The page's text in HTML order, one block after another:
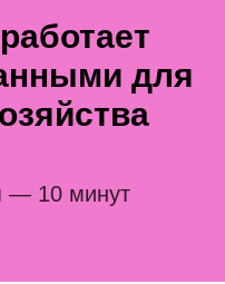
для
— 10 минут